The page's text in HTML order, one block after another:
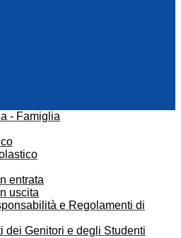
- Famiglia
entrata
uscita
e Regolamenti di
dei Genitori e degli Studenti